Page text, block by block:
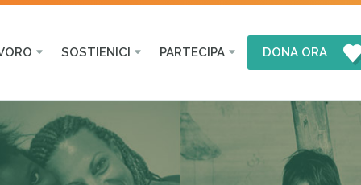
SOSTIENICI PARTECIPA DONA ORA